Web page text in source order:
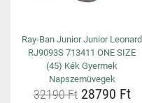
Ray-Ban Junior Junior Leonard
RJ9093S 713411 ONE SIZE
(45) Kék Gyermek
Napszemüvegek
32190 Ft28790 Ft